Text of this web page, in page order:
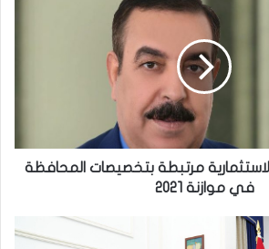
مرتبطة بتخصيصات المحافظة
في موازنة 2021